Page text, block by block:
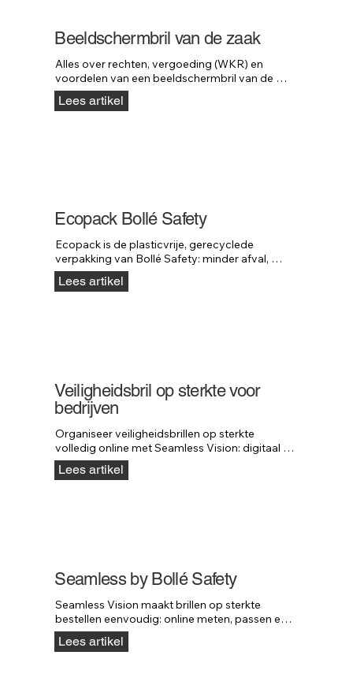
Beeldschermbril van de zaak
Alles over rechten, vergoeding (WKR) en
voordelen van een beeldschermbril van de
zaak, inclusief Arbowet, belastingregels en
keuzetips.
Lees artikel
Ecopack Bollé Safety
Ecopack is de plasticvrije, gerecyclede
verpakking van Bollé Safety: minder afval,
lager gewicht en dezelfde stuksprijs als plastic.
Lees artikel
Veiligheidsbril op sterkte voor
bedrijven
Organiseer veiligheidsbrillen op sterkte
volledig online met Seamless Vision: digitaal
meten, virtueel passen en snelle levering.
Lees artikel
Seamless by Bollé Safety
Seamless Vision maakt brillen op sterkte
bestellen eenvoudig: online meten, passen en
bestellen — zonder bezoek aan de opticien.
Lees artikel